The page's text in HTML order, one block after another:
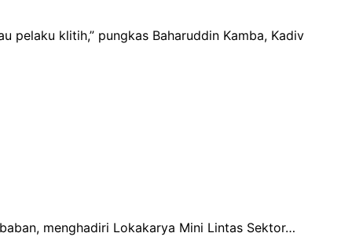
pelaku klitih,” pungkas Baharuddin Kamba, Kadiv
menghadiri Lokakarya Mini Lintas Sektor…